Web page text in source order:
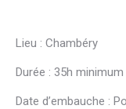
Lieu : Chambéry
Durée : 35h
Date d’embauche :